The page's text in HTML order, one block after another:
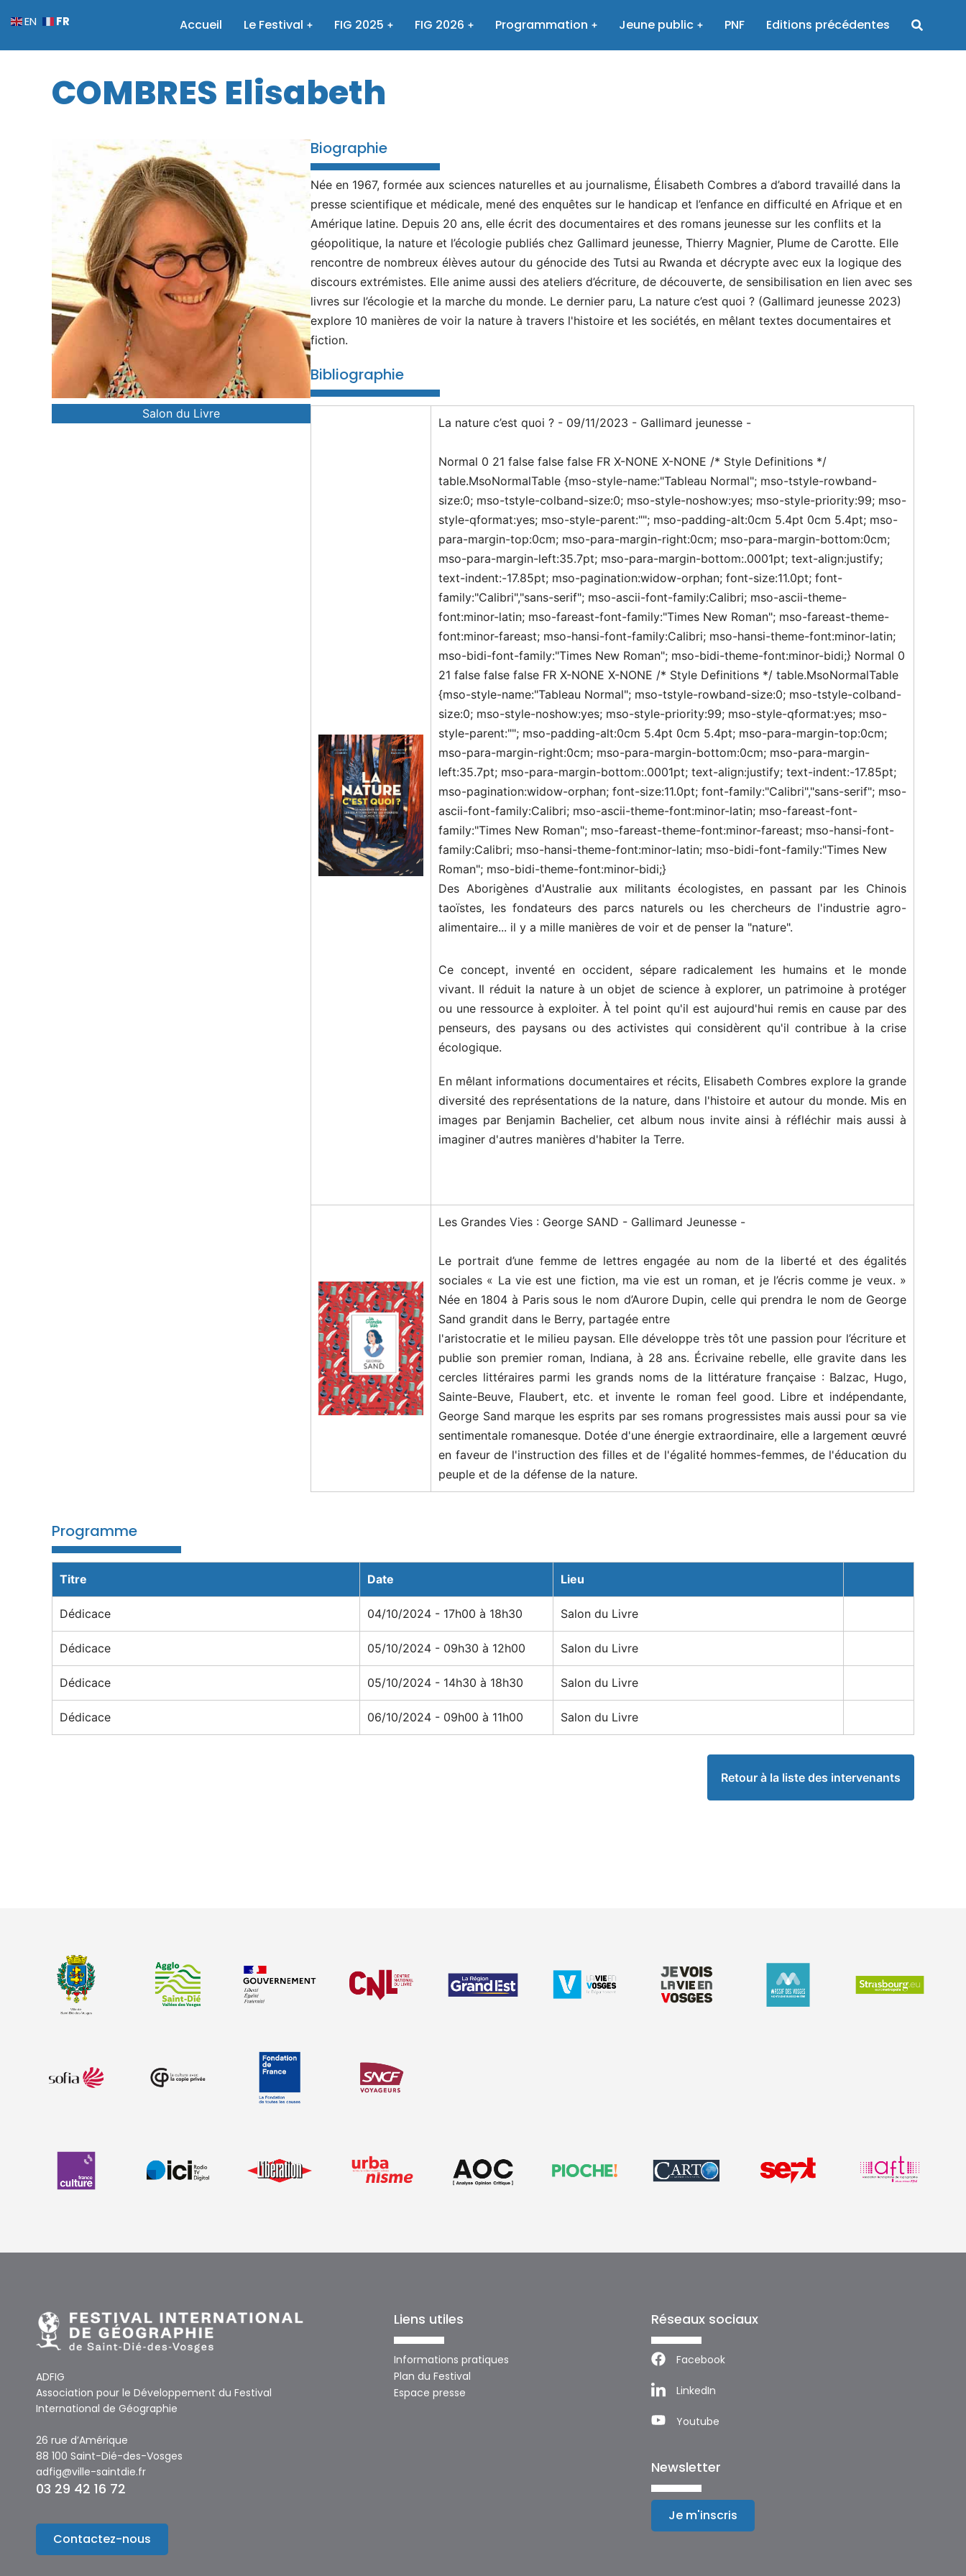
Accueil Le Festival FIG 2025 FIG 2026 Programmation Jeune public PNF Editions précédentes
COMBRES Elisabeth
Salon du Livre
Biographie
Née en 1967, formée aux sciences naturelles et au journalisme, Élisabeth Combres a d’abord travaillé dans la
presse scientifique et médicale, mené des enquêtes sur le handicap et l’enfance en difficulté en Afrique et en
Amérique latine. Depuis 20 ans, elle écrit des documentaires et des romans jeunesse sur les conflits et la
géopolitique, la nature et l’écologie publiés chez Gallimard jeunesse, Thierry Magnier, Plume de Carotte. Elle
rencontre de nombreux élèves autour du génocide des Tutsi au Rwanda et décrypte avec eux la logique des
discours extrémistes. Elle anime aussi des ateliers d’écriture, de découverte, de sensibilisation en lien avec ses
livres sur l’écologie et la marche du monde. Le dernier paru, La nature c’est quoi ? (Gallimard jeunesse 2023)
explore 10 manières de voir la nature à travers l'histoire et les sociétés, en mêlant textes documentaires et
fiction.
Bibliographie
La nature c’est quoi ? - 09/11/2023 - Gallimard jeunesse -
Normal 0 21 false false false FR X-NONE X-NONE /* Style Definitions */
table.MsoNormalTable {mso-style-name:"Tableau Normal"; mso-tstyle-rowband-
size:0; mso-tstyle-colband-size:0; mso-style-noshow:yes; mso-style-priority:99; mso-
style-qformat:yes; mso-style-parent:""; mso-padding-alt:0cm 5.4pt 0cm 5.4pt; mso-
para-margin-top:0cm; mso-para-margin-right:0cm; mso-para-margin-bottom:0cm;
mso-para-margin-left:35.7pt; mso-para-margin-bottom:.0001pt; text-align:justify;
text-indent:-17.85pt; mso-pagination:widow-orphan; font-size:11.0pt; font-
family:"Calibri","sans-serif"; mso-ascii-font-family:Calibri; mso-ascii-theme-
font:minor-latin; mso-fareast-font-family:"Times New Roman"; mso-fareast-theme-
font:minor-fareast; mso-hansi-font-family:Calibri; mso-hansi-theme-font:minor-latin;
mso-bidi-font-family:"Times New Roman"; mso-bidi-theme-font:minor-bidi;} Normal 0
21 false false false FR X-NONE X-NONE /* Style Definitions */ table.MsoNormalTable
{mso-style-name:"Tableau Normal"; mso-tstyle-rowband-size:0; mso-tstyle-colband-
size:0; mso-style-noshow:yes; mso-style-priority:99; mso-style-qformat:yes; mso-
style-parent:""; mso-padding-alt:0cm 5.4pt 0cm 5.4pt; mso-para-margin-top:0cm;
mso-para-margin-right:0cm; mso-para-margin-bottom:0cm; mso-para-margin-
left:35.7pt; mso-para-margin-bottom:.0001pt; text-align:justify; text-indent:-17.85pt;
mso-pagination:widow-orphan; font-size:11.0pt; font-family:"Calibri","sans-serif"; mso-
ascii-font-family:Calibri; mso-ascii-theme-font:minor-latin; mso-fareast-font-
family:"Times New Roman"; mso-fareast-theme-font:minor-fareast; mso-hansi-font-
family:Calibri; mso-hansi-theme-font:minor-latin; mso-bidi-font-family:"Times New
Roman"; mso-bidi-theme-font:minor-bidi;}
Des Aborigènes d'Australie aux militants écologistes, en passant par les Chinois
taoïstes, les fondateurs des parcs naturels ou les chercheurs de l'industrie agro-
alimentaire... il y a mille manières de voir et de penser la "nature".
Ce concept, inventé en occident, sépare radicalement les humains et le monde
vivant. Il réduit la nature à un objet de science à explorer, un patrimoine à protéger
ou une ressource à exploiter. À tel point qu'il est aujourd'hui remis en cause par des
penseurs, des paysans ou des activistes qui considèrent qu'il contribue à la crise
écologique.
En mêlant informations documentaires et récits, Elisabeth Combres explore la grande
diversité des représentations de la nature, dans l'histoire et autour du monde. Mis en
images par Benjamin Bachelier, cet album nous invite ainsi à réfléchir mais aussi à
imaginer d'autres manières d'habiter la Terre.
Les Grandes Vies : George SAND - Gallimard Jeunesse -
Le portrait d’une femme de lettres engagée au nom de la liberté et des égalités
sociales « La vie est une fiction, ma vie est un roman, et je l’écris comme je veux. »
Née en 1804 à Paris sous le nom d’Aurore Dupin, celle qui prendra le nom de George
Sand grandit dans le Berry, partagée entre
l'aristocratie et le milieu paysan. Elle développe très tôt une passion pour l’écriture et
publie son premier roman, Indiana, à 28 ans. Écrivaine rebelle, elle gravite dans les
cercles littéraires parmi les grands noms de la littérature française : Balzac, Hugo,
Sainte-Beuve, Flaubert, etc. et invente le roman feel good. Libre et indépendante,
George Sand marque les esprits par ses romans progressistes mais aussi pour sa vie
sentimentale romanesque. Dotée d'une énergie extraordinaire, elle a largement œuvré
en faveur de l'instruction des filles et de l'égalité hommes-femmes, de l'éducation du
peuple et de la défense de la nature.
Programme
Titre Date Lieu
Dédicace 04/10/2024 - 17h00 à 18h30 Salon du Livre
Dédicace 05/10/2024 - 09h30 à 12h00 Salon du Livre
Dédicace 05/10/2024 - 14h30 à 18h30 Salon du Livre
Dédicace 06/10/2024 - 09h00 à 11h00 Salon du Livre
Retour à la liste des intervenants
ADFIG
Association pour le Développement du Festival
International de Géographie
26 rue d’Amérique
88 100 Saint-Dié-des-Vosges
adfig@ville-saintdie.fr
03 29 42 16 72
Contactez-nous
Liens utiles
Informations pratiques
Plan du Festival
Espace presse
Réseaux sociaux
Facebook
LinkedIn
Youtube
Newsletter
Je m'inscris
EN FR